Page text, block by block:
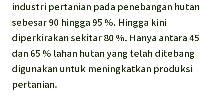
Biodiesel
Minyak Sawit
Semen
Italiano
Português
industri pertanian pada penebangan hutan
sebesar 90 hingga 95 %. Hingga kini
diperkirakan sekitar 80 %. Hanya antara 45
dan 65 % lahan hutan yang telah ditebang
digunakan untuk meningkatkan produksi
pertanian.